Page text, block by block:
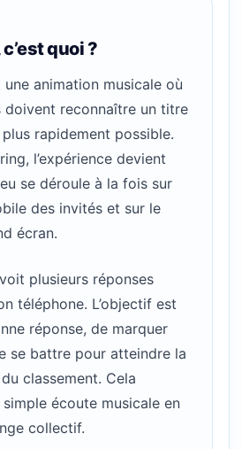
quoi ?
animation musicale où
doivent reconnaître un titre
rapidement possible.
l’expérience devient
se déroule à la fois sur
des invités et sur le
écran.
plusieurs réponses
téléphone. L’objectif est
réponse, de marquer
se battre pour atteindre la
classement. Cela
écoute musicale en
collectif.